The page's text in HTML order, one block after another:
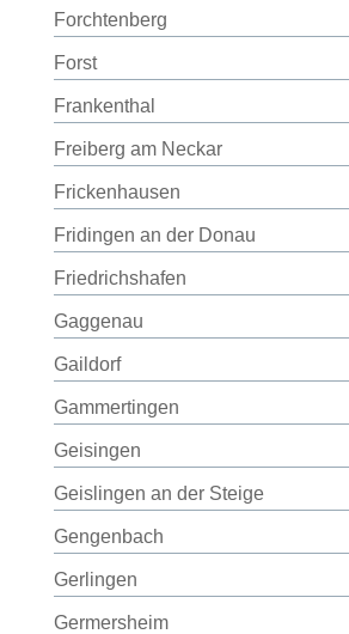
Forchtenberg
Forst
Frankenthal
Freiberg am Neckar
Frickenhausen
Fridingen an der Donau
Friedrichshafen
Gaggenau
Gaildorf
Gammertingen
Geisingen
Geislingen an der Steige
Gengenbach
Gerlingen
Germersheim